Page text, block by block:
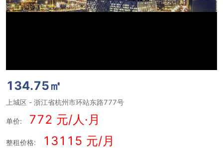
134.75㎡
上城区 - 浙江省杭州市环站东路777号
单价: 772 元/人·月
整租价格: 13115 元/月